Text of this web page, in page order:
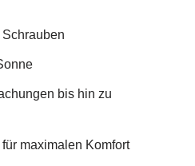
bis hin zu
maximalen Komfort